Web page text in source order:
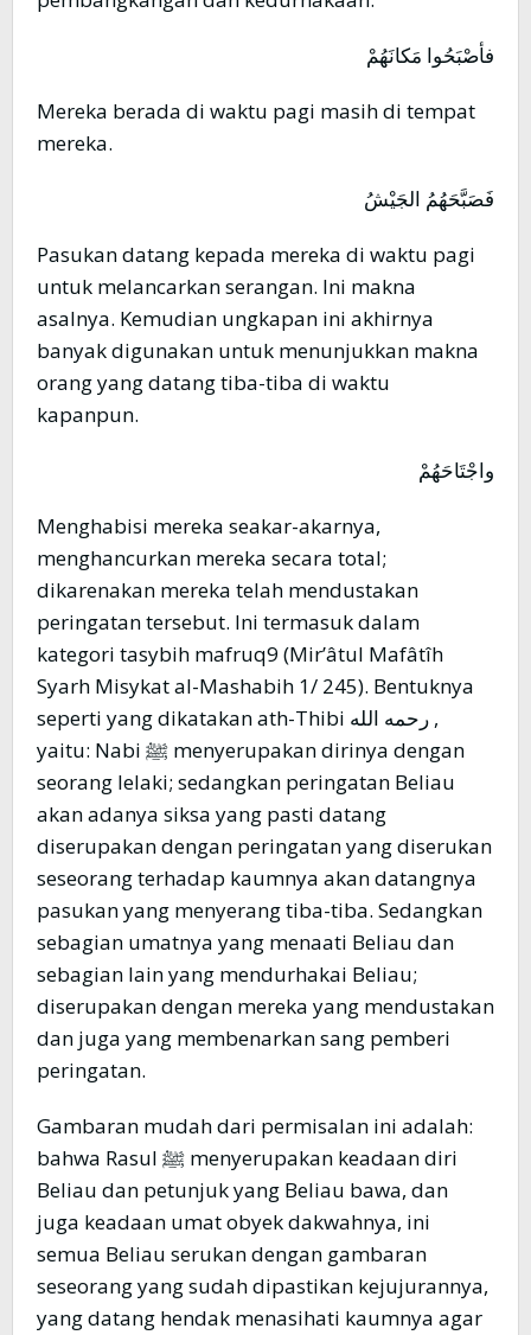
فأصْبَحُوا مَكانَهُمْ
Mereka berada di waktu pagi masih di tempat
mereka.
فَصَبَّحَهُمُ الجَيْشُ
Pasukan datang kepada mereka di waktu pagi
untuk melancarkan serangan. Ini makna
asalnya. Kemudian ungkapan ini akhirnya
banyak digunakan untuk menunjukkan makna
orang yang datang tiba-tiba di waktu
kapanpun.
واجْتَاحَهُمْ
Menghabisi mereka seakar-akarnya,
menghancurkan mereka secara total;
dikarenakan mereka telah mendustakan
peringatan tersebut. Ini termasuk dalam
kategori tasybih mafruq9 (Mir’âtul Mafâtîh
Syarh Misykat al-Mashabih 1/ 245). Bentuknya
seperti yang dikatakan ath-Thibi رحمه الله ,
yaitu: Nabi ﷺ menyerupakan dirinya dengan
seorang lelaki; sedangkan peringatan Beliau
akan adanya siksa yang pasti datang
diserupakan dengan peringatan yang diserukan
seseorang terhadap kaumnya akan datangnya
pasukan yang menyerang tiba-tiba. Sedangkan
sebagian umatnya yang menaati Beliau dan
sebagian lain yang mendurhakai Beliau;
diserupakan dengan mereka yang mendustakan
dan juga yang membenarkan sang pemberi
peringatan.
Gambaran mudah dari permisalan ini adalah:
bahwa Rasul ﷺ menyerupakan keadaan diri
Beliau dan petunjuk yang Beliau bawa, dan
juga keadaan umat obyek dakwahnya, ini
semua Beliau serukan dengan gambaran
seseorang yang sudah dipastikan kejujurannya,
yang datang hendak menasihati kaumnya agar